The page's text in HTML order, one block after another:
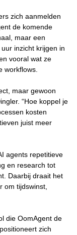
zich aanmelden
de komende
maar een
inzicht krijgen in
vooral wat ze
workflows.
maar gewoon
“Hoe koppel je
kosten
juist meer
agents repetitieve
en research tot
Daarbij draait het
om tijdswinst,
die OomAgent de
zich